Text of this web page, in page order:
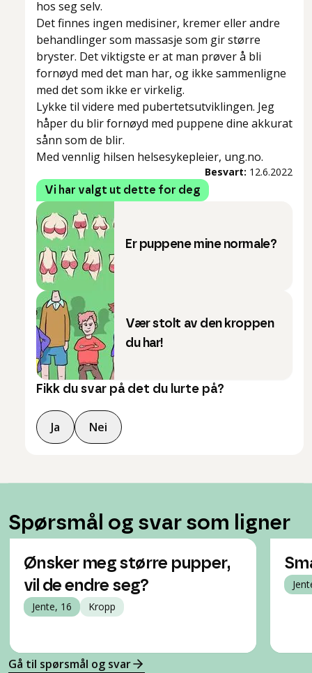
hos seg selv.
Det finnes ingen medisiner, kremer eller andre
behandlinger som massasje som gir større
bryster. Det viktigste er at man prøver å bli
fornøyd med det man har, og ikke sammenligne
med det som ikke er virkelig.
Lykke til videre med pubertetsutviklingen. Jeg
håper du blir fornøyd med puppene dine akkurat
sånn som de blir.
Med vennlig hilsen helsesykepleier, ung.no.
Besvart: 12.6.2022
Vi har valgt ut dette for deg
Er puppene mine normale?
Vær stolt av den kroppen
du har!
Fikk du svar på det du lurte på?
Ja Nei
Spørsmål og svar som ligner
Ønsker meg større pupper,
vil de endre seg?
Jente, 16 Kropp
Gå til spørsmål og svar